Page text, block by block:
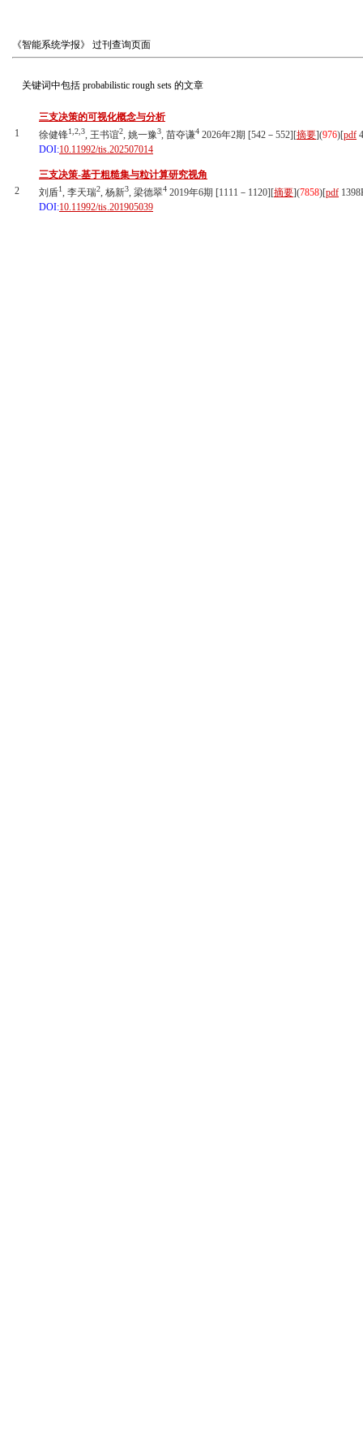
《智能系统学报》 过刊查询页面
关键词中包括 probabilistic rough sets 的文章
1
三支决策的可视化概念与分析
徐健锋1,2,3, 王书谊2, 姚一豫3, 苗夺谦4 2026年2期 [542－552][摘要](976)[pdf
DOI:10.11992/tis.202507014
2
三支决策-基于粗糙集与粒计算研究视角
刘盾1, 李天瑞2, 杨新3, 梁德翠4 2019年6期 [1111－1120][摘要](7858)[pdf
DOI:10.11992/tis.201905039